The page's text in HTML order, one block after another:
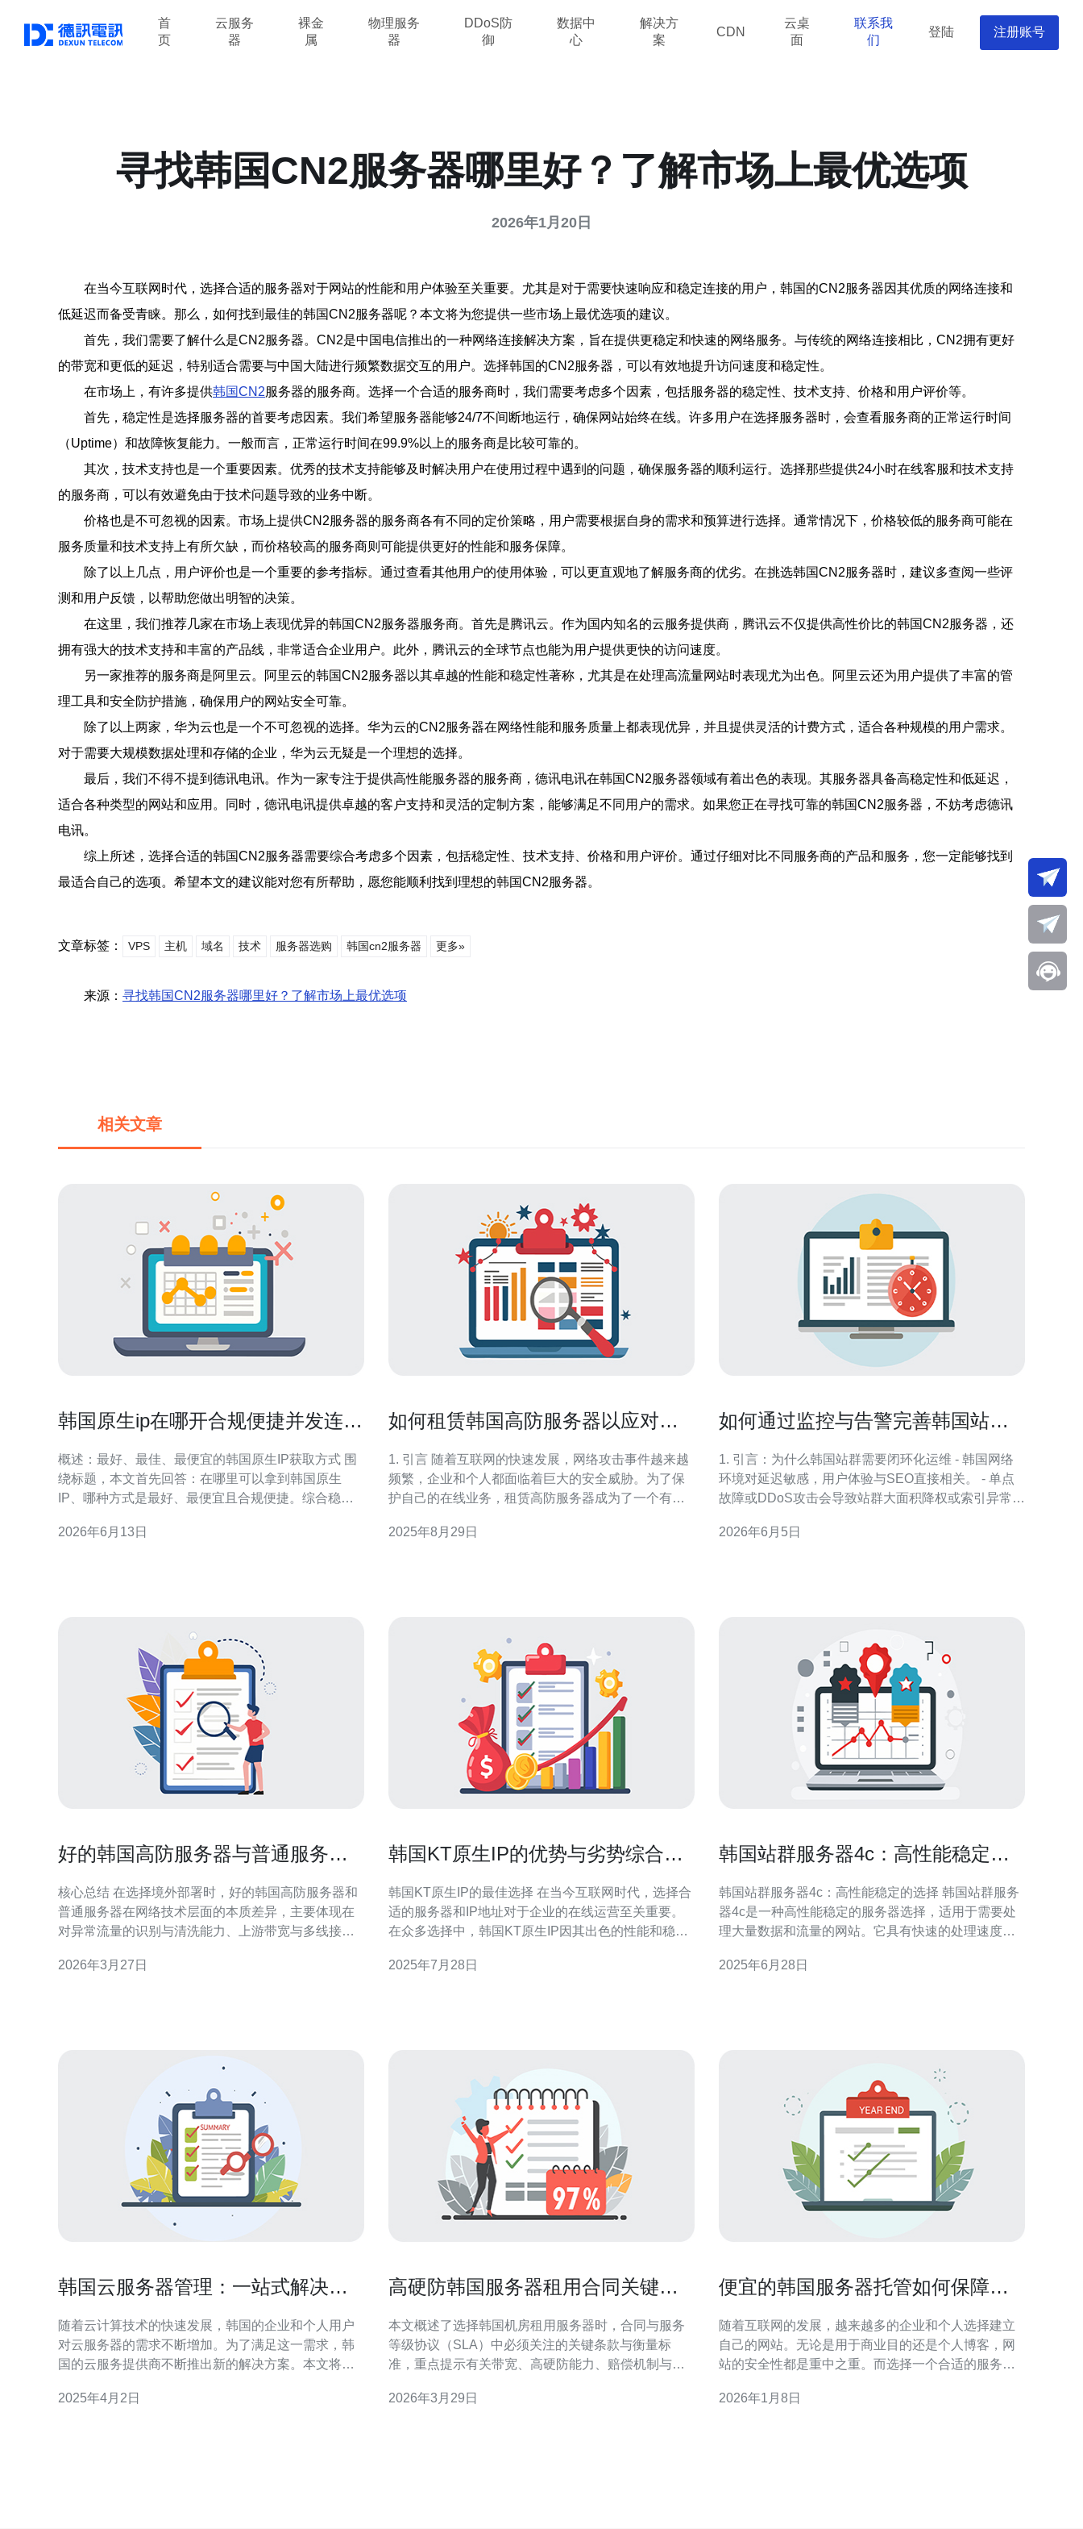
首
页
云服务
器
裸金
属
物理服务
器
DDoS防
御
数据中
心
解决方
案
CDN
云桌
面
联系我
们
登陆 注册账号
寻找韩国CN2服务器哪里好？了解市场上最优选项
2026年1月20日
在当今互联网时代，选择合适的服务器对于网站的性能和用户体验至关重要。尤其是对于需要快速响应和稳定连接的用户，韩国的CN2服务器因其优质的网络连接和
低延迟而备受青睐。那么，如何找到最佳的韩国CN2服务器呢？本文将为您提供一些市场上最优选项的建议。
首先，我们需要了解什么是CN2服务器。CN2是中国电信推出的一种网络连接解决方案，旨在提供更稳定和快速的网络服务。与传统的网络连接相比，CN2拥有更好
的带宽和更低的延迟，特别适合需要与中国大陆进行频繁数据交互的用户。选择韩国的CN2服务器，可以有效地提升访问速度和稳定性。
在市场上，有许多提供韩国CN2服务器的服务商。选择一个合适的服务商时，我们需要考虑多个因素，包括服务器的稳定性、技术支持、价格和用户评价等。
首先，稳定性是选择服务器的首要考虑因素。我们希望服务器能够24/7不间断地运行，确保网站始终在线。许多用户在选择服务器时，会查看服务商的正常运行时间
（Uptime）和故障恢复能力。一般而言，正常运行时间在99.9%以上的服务商是比较可靠的。
其次，技术支持也是一个重要因素。优秀的技术支持能够及时解决用户在使用过程中遇到的问题，确保服务器的顺利运行。选择那些提供24小时在线客服和技术支持
的服务商，可以有效避免由于技术问题导致的业务中断。
价格也是不可忽视的因素。市场上提供CN2服务器的服务商各有不同的定价策略，用户需要根据自身的需求和预算进行选择。通常情况下，价格较低的服务商可能在
服务质量和技术支持上有所欠缺，而价格较高的服务商则可能提供更好的性能和服务保障。
除了以上几点，用户评价也是一个重要的参考指标。通过查看其他用户的使用体验，可以更直观地了解服务商的优劣。在挑选韩国CN2服务器时，建议多查阅一些评
测和用户反馈，以帮助您做出明智的决策。
在这里，我们推荐几家在市场上表现优异的韩国CN2服务器服务商。首先是腾讯云。作为国内知名的云服务提供商，腾讯云不仅提供高性价比的韩国CN2服务器，还
拥有强大的技术支持和丰富的产品线，非常适合企业用户。此外，腾讯云的全球节点也能为用户提供更快的访问速度。
另一家推荐的服务商是阿里云。阿里云的韩国CN2服务器以其卓越的性能和稳定性著称，尤其是在处理高流量网站时表现尤为出色。阿里云还为用户提供了丰富的管
理工具和安全防护措施，确保用户的网站安全可靠。
除了以上两家，华为云也是一个不可忽视的选择。华为云的CN2服务器在网络性能和服务质量上都表现优异，并且提供灵活的计费方式，适合各种规模的用户需求。
对于需要大规模数据处理和存储的企业，华为云无疑是一个理想的选择。
最后，我们不得不提到德讯电讯。作为一家专注于提供高性能服务器的服务商，德讯电讯在韩国CN2服务器领域有着出色的表现。其服务器具备高稳定性和低延迟，
适合各种类型的网站和应用。同时，德讯电讯提供卓越的客户支持和灵活的定制方案，能够满足不同用户的需求。如果您正在寻找可靠的韩国CN2服务器，不妨考虑德讯
电讯。
综上所述，选择合适的韩国CN2服务器需要综合考虑多个因素，包括稳定性、技术支持、价格和用户评价。通过仔细对比不同服务商的产品和服务，您一定能够找到
最适合自己的选项。希望本文的建议能对您有所帮助，愿您能顺利找到理想的韩国CN2服务器。
文章标签： VPS 主机 域名 技术 服务器选购 韩国cn2服务器 更多»
来源： 寻找韩国CN2服务器哪里好？了解市场上最优选项
相关文章
韩国原生ip在哪开合规便捷并发连接
概述：最好、最佳、最便宜的韩国原生IP获取方式 围
绕标题，本文首先回答：在哪里可以拿到韩国原生
IP、哪种方式是最好、最便宜且合规便捷。综合稳定
器或数据中心直租（比如KT、LG U+或韩国本地云服
2026年6月13日
如何租赁韩国高防服务器以应对网
1. 引言 随着互联网的快速发展，网络攻击事件越来越
频繁，企业和个人都面临着巨大的安全威胁。为了保
护自己的在线业务，租赁高防服务器成为了一个有效
器，以应对各种网络攻击。 2. 什么是高防服务器 高防
2025年8月29日
如何通过监控与告警完善韩国站群
1. 引言：为什么韩国站群需要闭环化运维 - 韩国网络
环境对延迟敏感，用户体验与SEO直接相关。 - 单点
故障或DDoS攻击会导致站群大面积降权或索引异常。
杂度高。 - 建立从监控到告警再到处置的闭环，是降
2026年6月5日
好的韩国高防服务器与普通服务器
核心总结 在选择境外部署时，好的韩国高防服务器和
普通服务器在网络技术层面的本质差异，主要体现在
对异常流量的识别与清洗能力、上游带宽与多线接入
骨干的联动响应能力上。高防服务以主动的DDoS防
2026年3月27日
韩国KT原生IP的优势与劣势综合评
韩国KT原生IP的最佳选择 在当今互联网时代，选择合
适的服务器和IP地址对于企业的在线运营至关重要。
在众多选择中，韩国KT原生IP因其出色的性能和稳定
站，KT原生IP都提供了最佳的解决方案。其低延迟、
2025年7月28日
韩国站群服务器4c：高性能稳定的
韩国站群服务器4c：高性能稳定的选择 韩国站群服务
器4c是一种高性能稳定的服务器选择，适用于需要处
理大量数据和流量的网站。它具有快速的处理速度和
问。 韩国站群服务器4c采用最新的4核处理器，配备
2025年6月28日
韩国云服务器管理：一站式解决方
随着云计算技术的快速发展，韩国的企业和个人用户
对云服务器的需求不断增加。为了满足这一需求，韩
国的云服务提供商不断推出新的解决方案。本文将介
好地管理和优化他们的云服务器。 韩国的云服务提供
2025年4月2日
高硬防韩国服务器租用合同关键条
本文概述了选择韩国机房租用服务器时，合同与服务
等级协议（SLA）中必须关注的关键条款与衡量标
准，重点提示有关带宽、高硬防能力、赔偿机制与售
哪个合同条款决定服务范围与责任界定？ 在合同中，
2026年3月29日
便宜的韩国服务器托管如何保障您
随着互联网的发展，越来越多的企业和个人选择建立
自己的网站。无论是用于商业目的还是个人博客，网
站的安全性都是重中之重。而选择一个合适的服务器
就来探讨如何利用便宜的韩国服务器托管保障您网站
2026年1月8日